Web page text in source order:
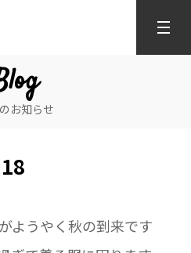
お知らせ
ようやく秋の到来です